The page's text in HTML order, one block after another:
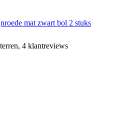
mat zwart bol 2 stuks
4 klantreviews